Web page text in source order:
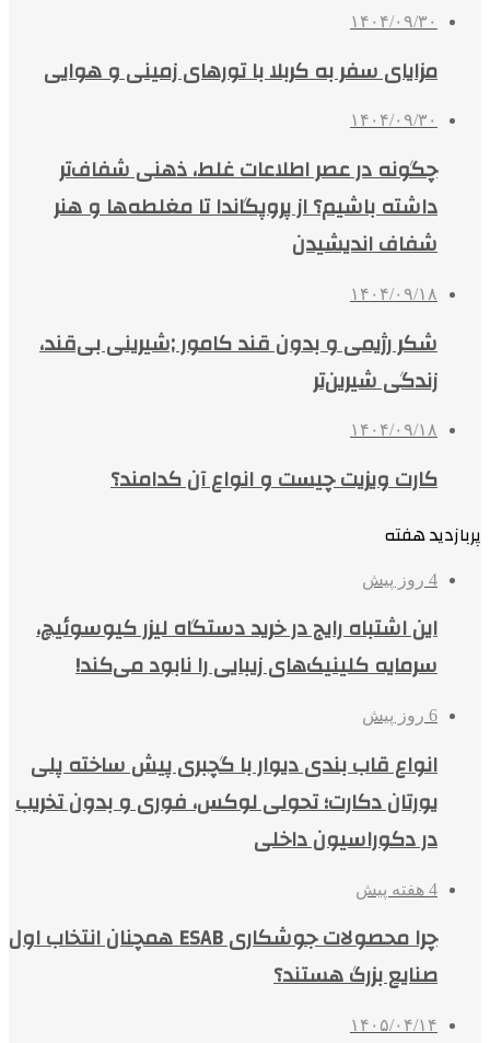
۱۴۰۴/۰۹/۳۰
مزایای سفر به کربلا با تورهای زمینی و هوایی
۱۴۰۴/۰۹/۳۰
چگونه در عصر اطلاعات غلط، ذهنی شفاف‌تر
داشته باشیم؟ از پروپگاندا تا مغلطه‌ها و هنر
شفاف اندیشیدن
۱۴۰۴/۰۹/۱۸
شکر رژیمی و بدون قند کامور ;شیرینی بی‌قند،
زندگی شیرین‌تر
۱۴۰۴/۰۹/۱۸
کارت ویزیت چیست و انواع آن کدامند؟
پربازدید هفته
4 روز پیش
این اشتباه رایج در خرید دستگاه لیزر کیوسوئیچ،
سرمایه کلینیک‌های زیبایی را نابود می‌کند!
6 روز پیش
انواع قاب بندی دیوار با گچبری پیش ساخته پلی
یورتان دکارت؛ تحولی لوکس، فوری و بدون تخریب
در دکوراسیون داخلی
4 هفته پیش
چرا محصولات جوشکاری ESAB همچنان انتخاب اول
صنایع بزرگ هستند؟
۱۴۰۵/۰۴/۱۴